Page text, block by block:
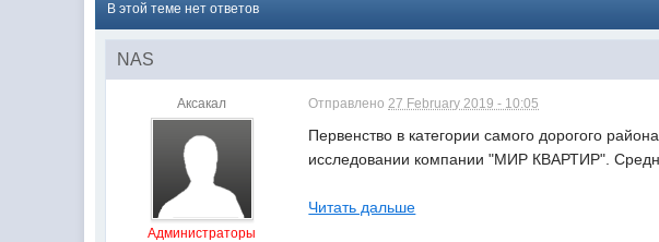
В этой теме нет ответов
NAS
Аксакал
Администраторы
Отправлено27 February 2019 - 10:05
Первенство в категории самого дорогого
исследовании компании "МИР КВАРТИР".
Читать дальше